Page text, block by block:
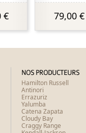
€ 79,00 €
NOS PRODUCTEURS
Hamilton Russell
Antinori
Errazuriz
Yalumba
Catena Zapata
Cloudy Bay
Craggy Range